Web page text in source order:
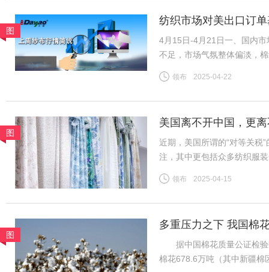
图
纺织市场对美出口订
4月15日-4月21日一、国内
不足，市场气氛整体偏淡，
续，中小厂订单压力增加。
领布 2025-04-22
图
美国离不开中国，更
近期，美国所谓的“对等关税
注，其中更包括众多纺织服
跨境电商及小额包裹更是惠
领布 2025-04-15
图
多重压力之下 我国棉
据中国棉花质量公证检验
棉花678.6万吨（其中新疆棉